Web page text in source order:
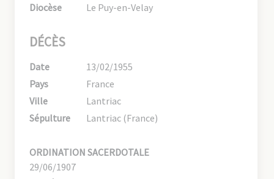
Diocèse
Le Puy-en-Velay
DÉCÈS
Date
13/02/1955
Pays
France
Ville
Lantriac
Sépulture
Lantriac (France)
ORDINATION SACERDOTALE
29/06/1907